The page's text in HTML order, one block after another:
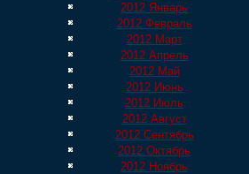
2012 Январь
2012 Февраль
2012 Март
2012 Апрель
2012 Май
2012 Июнь
2012 Июль
2012 Август
2012 Сентябрь
2012 Октябрь
2012 Ноябрь